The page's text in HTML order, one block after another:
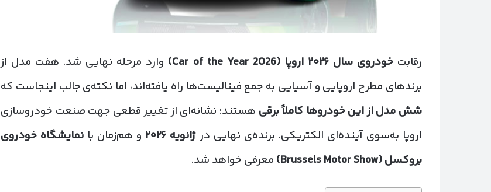
رقابتخودروی سال۲۰۲۶ اروپا (Car of the Year 2026)
وارد مرحله نهایی شد. هفت مدل از
برندهای مطرح اروپایی و آسیایی به جمع فینالیست‌ها راه یافته‌اند، اما نکته‌ی جالب اینجاست که
شش مدل از این خودروها کاملاً برقی هستند؛ نشانه‌ای از تغییر قطعی جهت صنعت خودروسازی
اروپا به‌سوی آینده‌ای الکتریکی. برنده‌ی نهایی درژانویه ۲۰۲۶ و هم‌زمان با نمایشگاه خودروی
بروکسل(Brussels Motor Show) معرفی خواهد شد.